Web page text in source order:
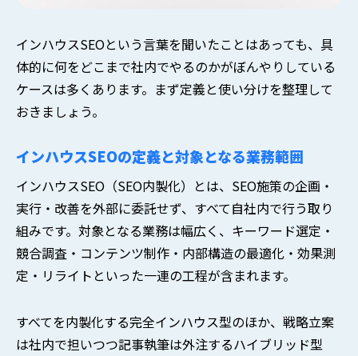
インハウスSEOという言葉を聞いたことはあっても、具
体的に何をどこまで社内でやるのかがぼんやりしている
ケースは多くあります。まず定義と使い分けを整理して
おきましょう。
インハウスSEOの定義と対象となる業務範囲
インハウスSEO（SEO内製化）とは、SEO施策の企画・
実行・改善を外部に委託せず、すべて自社内で行う取り
組みです。対象となる業務は幅広く、キーワード選定・
競合調査・コンテンツ制作・内部構造の最適化・効果測
定・リライトといった一連の工程が含まれます。
すべてを内製化する完全インハウス型のほか、戦略立案
は社内で担いつつ記事執筆は外注するハイブリッド型